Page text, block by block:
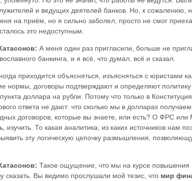
и ведущих деятелей банков. Но, к сожалению,
на приём, но я сильно заболел, просто не смог
это недоступным.
А меня один раз пригласили, больше не
банкинга, и я всё, что думал, всё и сказал.
приходится объясняться, изъясняться с юристами
нормы, договоры подтверждают и определяют
доллара на рубли. Потому что только в
ответа не дают: что сколько мы в долларах
договоров, которые вы знаете, или есть? О ФРС
изучить. То какая аналитика, из каких источников нам
эту логическую цепочку размышления,
Такое ощущение, что мы на курсе повышения
сказать. Вы видимо прослушали мой тезис, что мир